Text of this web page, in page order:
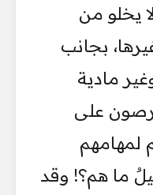
يخلو من
بجانب
مادية
على
لمهامهم
ما هم؟! وقد